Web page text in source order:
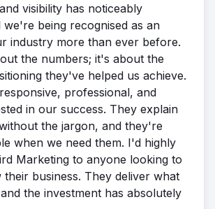
visibility has noticeably
being recognised as an
industry more than ever before.
the numbers; it's about the
they've helped us achieve.
professional, and
in our success. They explain
the jargon, and they're
when we need them. I'd highly
Marketing to anyone looking to
business. They deliver what
the investment has absolutely